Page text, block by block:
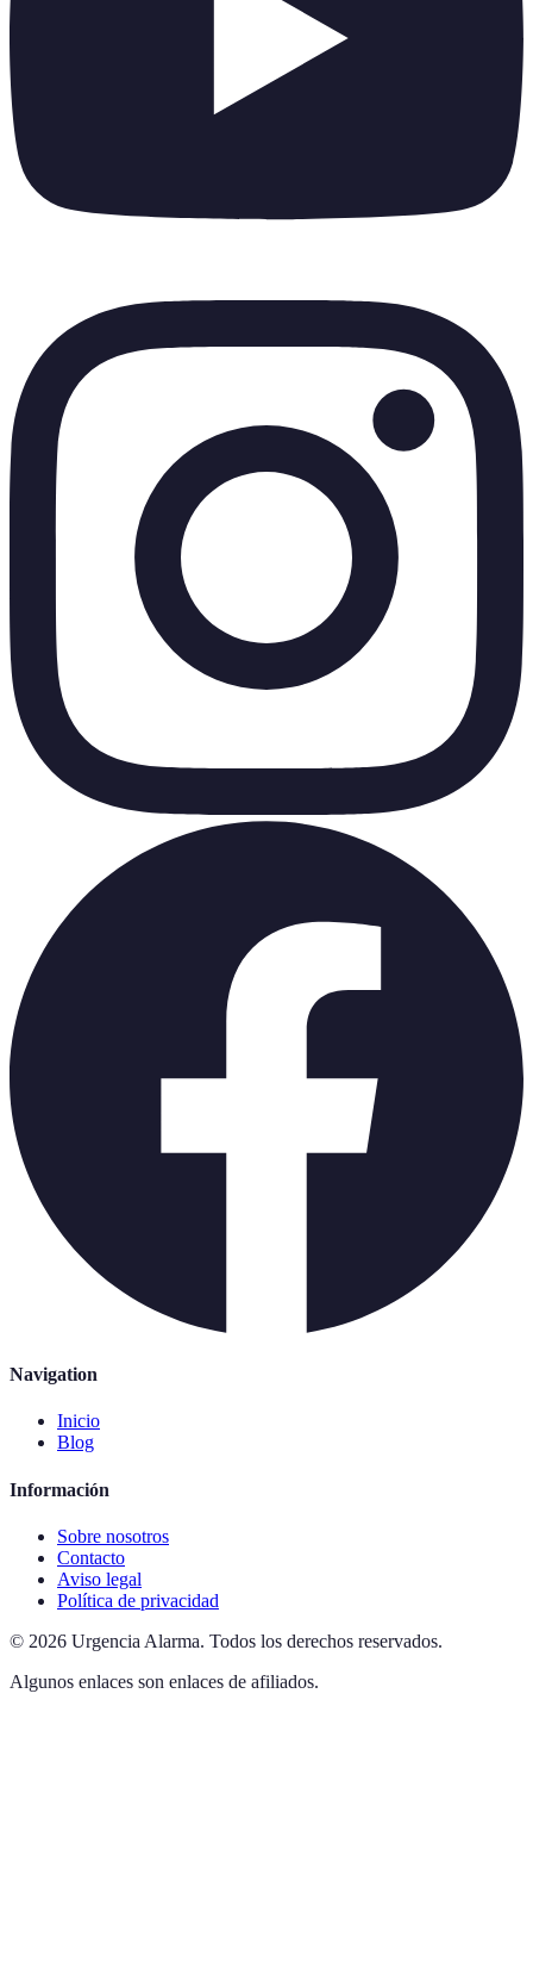
Navigation
Inicio
Blog
Información
Sobre nosotros
Contacto
Aviso legal
Política de privacidad
© 2026 Urgencia Alarma. Todos los derechos reservados.
Algunos enlaces son enlaces de afiliados.